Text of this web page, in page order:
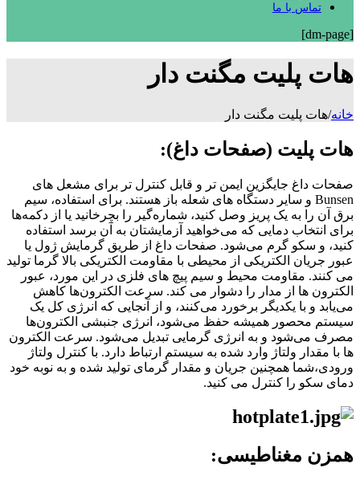
تماس با ما
[dm-page]
هات پلیت مگنت دار
خانه/هات پلیت مگنت دار
هات پلیت (صفحات داغ):
صفحات داغ جایگزین ایمن تر و قابل کنترل تر برای مشعل های
Bunsen و سایر دستگاه های شعله باز هستند. برای استفاده، سیم
برق آن را به یک پریز وصل کنید، شماره‌گیر را بچرخانید یا از دکمه‌ها
برای انتخاب دمایی که می‌خواهید آزمایشتان به آن برسد استفاده
کنید، و سکو گرم می‌شود. صفحات داغ از طریق گرمایش ژول یا
عبور جریان الکتریکی از محیطی با مقاومت الکتریکی بالا گرما تولید
می کنند. مقاومت محیط و سیم پیچ های فلزی در این مورد، عبور
الکترون ها از مدار را دشوار می کند. سرعت الکترون‌ها کاهش
می‌یابد و با یکدیگر برخورد می‌کنند، و از آنجایی که انرژی کل یک
سیستم محصور همیشه حفظ می‌شود، انرژی جنبشی الکترون‌ها
مصرف می‌شود و به انرژی گرمایی تبدیل می‌شود. سرعت الکترون
ها با مقدار ولتاژ وارد شده به سیستم ارتباط دارد. با کنترل ولتاژ
ورودی،شما همچنین جریان و مقدار گرمای تولید شده و به نوبه خود
دمای سکو را کنترل می کنید.
همزن مغناطیسی: